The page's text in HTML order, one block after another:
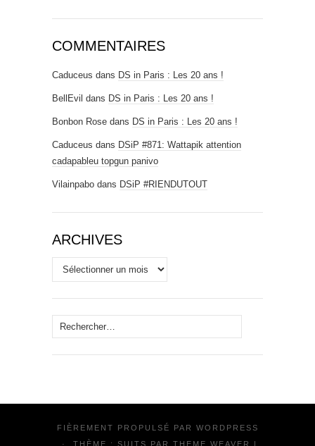
COMMENTAIRES
Caduceus dans DS in Paris : Les 20 ans !
BellEvil dans DS in Paris : Les 20 ans !
Bonbon Rose dans DS in Paris : Les 20 ans !
Caduceus dans DSiP #871: Wattapik attention
cadapableu topgun panivo
Vilainpabo dans DSiP #RIENDUTOUT
ARCHIVES
Archives
Rechercher :
FIÈREMENT PROPULSÉ PAR WORDPRESS
·
THÈME : SUITS PAR THEME WEAVER |